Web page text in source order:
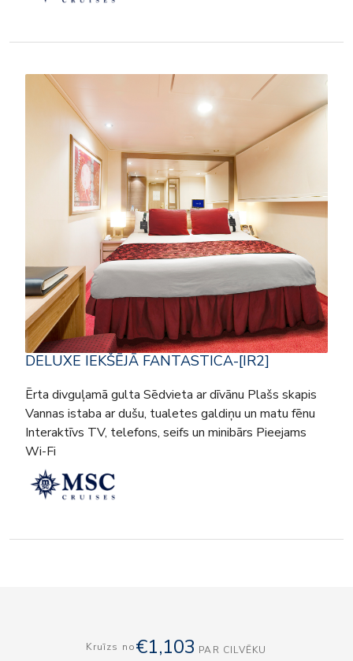
DELUXE IEKŠĒJĀ FANTASTICA-[IR2]
Ērta divguļamā gulta Sēdvieta ar dīvānu Plašs skapis
Vannas istaba ar dušu, tualetes galdiņu un matu fēnu
Interaktīvs TV, telefons, seifs un minibārs Pieejams
Wi-Fi
Kruīzs no€1,103 PAR CILVĒKU